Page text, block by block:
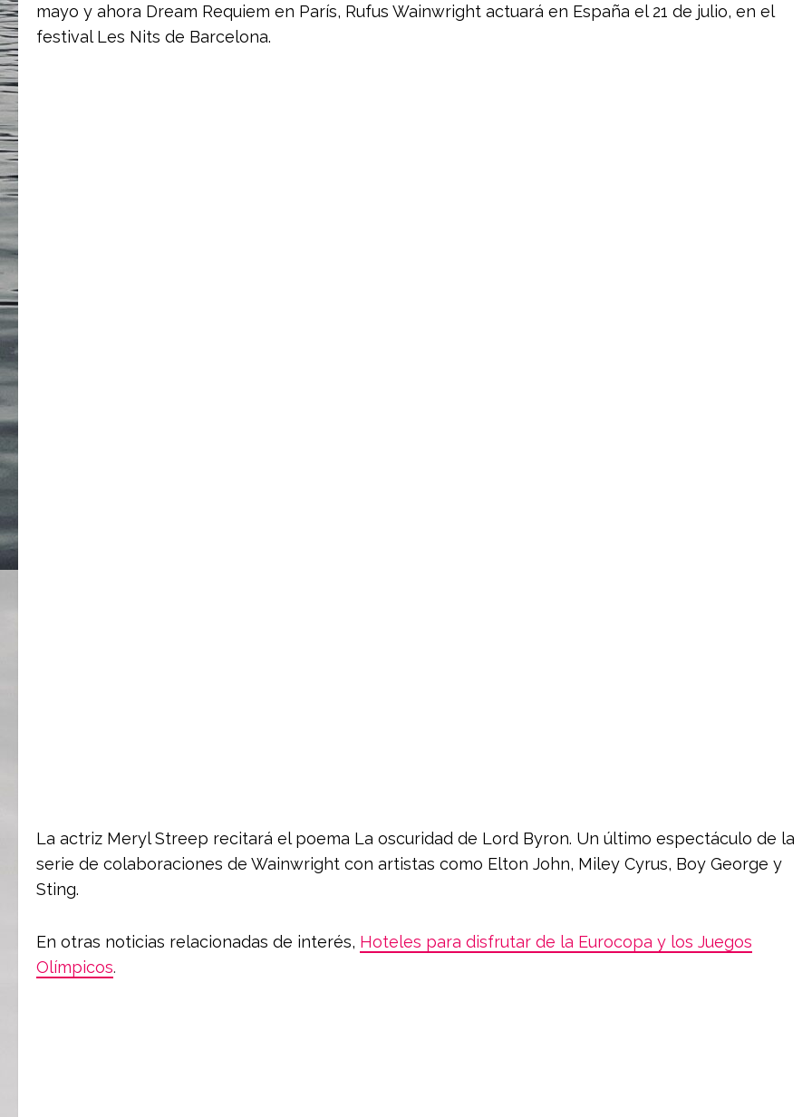
mayo y ahora Dream Requiem en París, Rufus Wainwright actuará en España el 21 de julio, en el
festival Les Nits de Barcelona.
La actriz Meryl Streep recitará el poema La oscuridad de Lord Byron. Un último espectáculo de la
serie de colaboraciones de Wainwright con artistas como Elton John, Miley Cyrus, Boy George y
Sting.
En otras noticias relacionadas de interés, Hoteles para disfrutar de la Eurocopa y los Juegos
Olímpicos.